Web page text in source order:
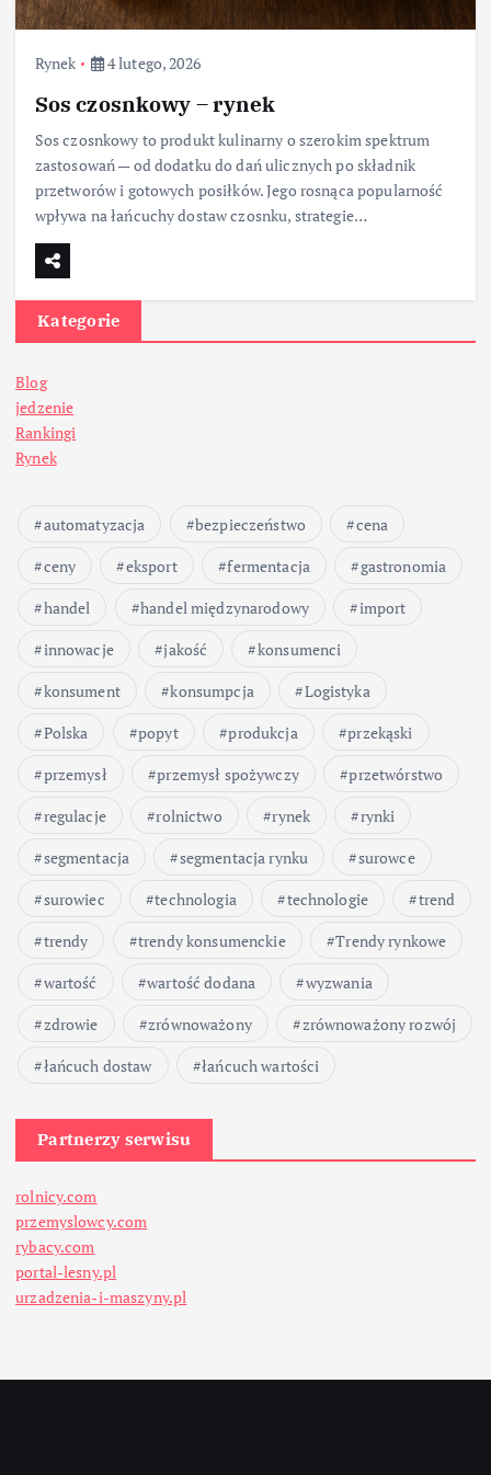
Rynek 4 lutego, 2026
Sos czosnkowy – rynek
Sos czosnkowy to produkt kulinarny o szerokim spektrum
zastosowań — od dodatku do dań ulicznych po składnik
przetworów i gotowych posiłków. Jego rosnąca popularność
wpływa na łańcuchy dostaw czosnku, strategie…
Kategorie
Blog
jedzenie
Rankingi
Rynek
automatyzacja bezpieczeństwo
cena
ceny
eksport fermentacja
gastronomia
handel
handel międzynarodowy
import
innowacje
jakość
konsumenci
konsument
konsumpcja
Logistyka
Polska
popyt produkcja
przekąski
przemysł
przemysł spożywczy
przetwórstwo
regulacje
rolnictwo rynek
rynki
segmentacja
segmentacja rynku
surowce
surowiec
technologia technologie
trend
trendy
trendy konsumenckie
Trendy rynkowe
wartość
wartość dodana
wyzwania
zdrowie
zrównoważony
zrównoważony rozwój
łańcuch dostaw
łańcuch wartości
Partnerzy serwisu
rolnicy.com
przemyslowcy.com
rybacy.com
portal-lesny.pl
urzadzenia-i-maszyny.pl